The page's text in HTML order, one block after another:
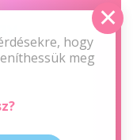
hogy
meg